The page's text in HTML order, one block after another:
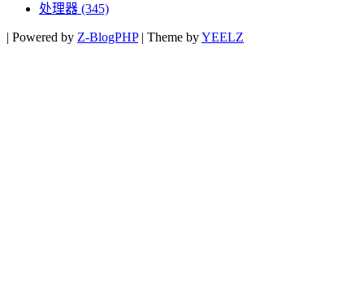
处理器 (345)
| Powered by Z-BlogPHP | Theme byYEELZ